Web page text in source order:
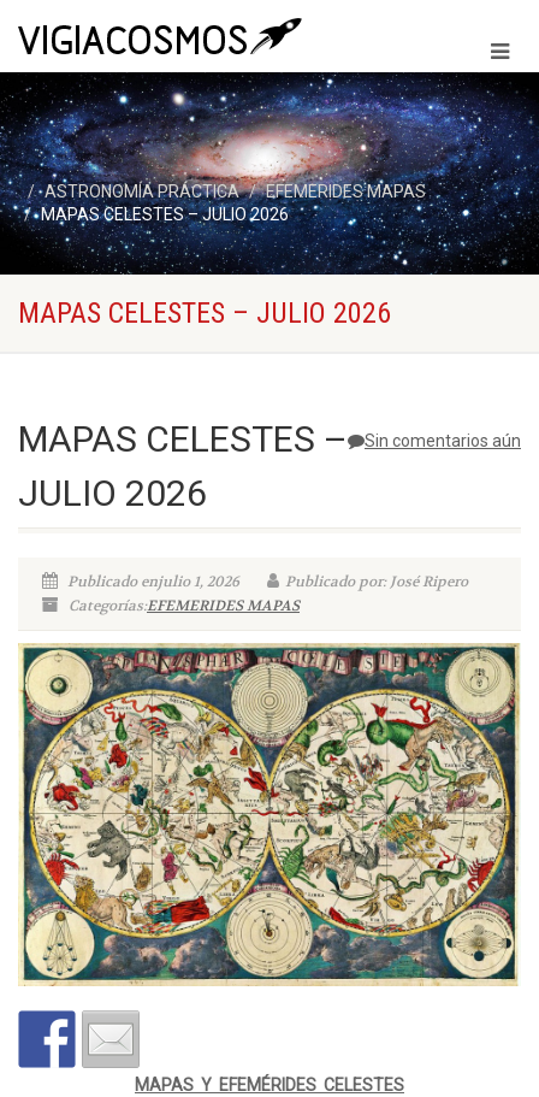
ASTRONOMÍA PRÁCTICA
EFEMERIDES MAPAS
MAPAS CELESTES – JULIO 2026
MAPAS CELESTES – JULIO 2026
Sin comentarios aún
MAPAS CELESTES –
JULIO 2026
Publicado enjulio 1, 2026
Publicado por: José Ripero
Categorías:EFEMERIDES MAPAS
MAPAS Y EFEMÉRIDES CELESTES